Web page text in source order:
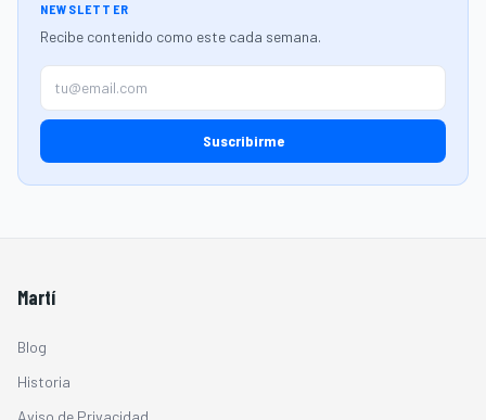
NEWSLETTER
Recibe contenido como este cada semana.
Suscribirme
Martí
Blog
Historia